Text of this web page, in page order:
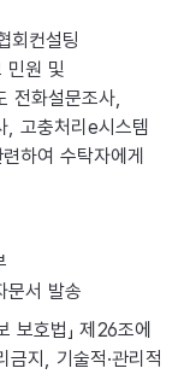
회컨설팅
민원 및
전화설문조사,
, 고충처리e시스템
하여 수탁자에게
문서 발송
보호법」 제26조에
지, 기술적·관리적